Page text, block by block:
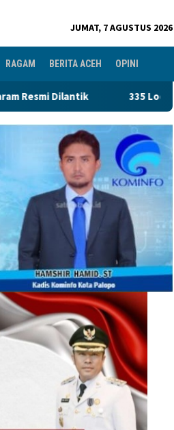
JUMAT, 7 AGUSTUS 2026
RAGAM BERITA ACEH OPINI
335 Lods Milik Pedagang Pasar